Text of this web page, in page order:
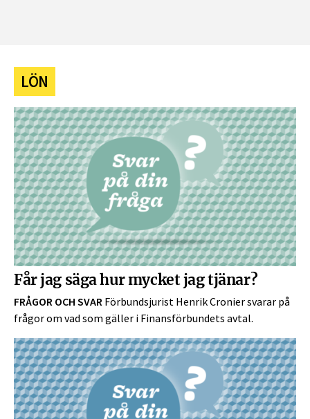
LÖN
Får jag säga hur mycket jag tjänar?
FRÅGOR OCH SVAR Förbundsjurist Henrik Cronier svarar på
frågor om vad som gäller i Finansförbundets avtal.